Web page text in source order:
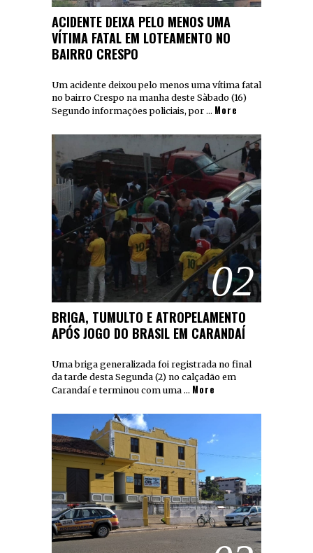
ACIDENTE DEIXA PELO MENOS UMA
VÍTIMA FATAL EM LOTEAMENTO NO
BAIRRO CRESPO
Um acidente deixou pelo menos uma vítima fatal
no bairro Crespo na manha deste Sàbado (16)
Segundo informações policiais, por … More
02
BRIGA, TUMULTO E ATROPELAMENTO
APÓS JOGO DO BRASIL EM CARANDAÍ
Uma briga generalizada foi registrada no final
da tarde desta Segunda (2) no calçadão em
Carandaí e terminou com uma … More